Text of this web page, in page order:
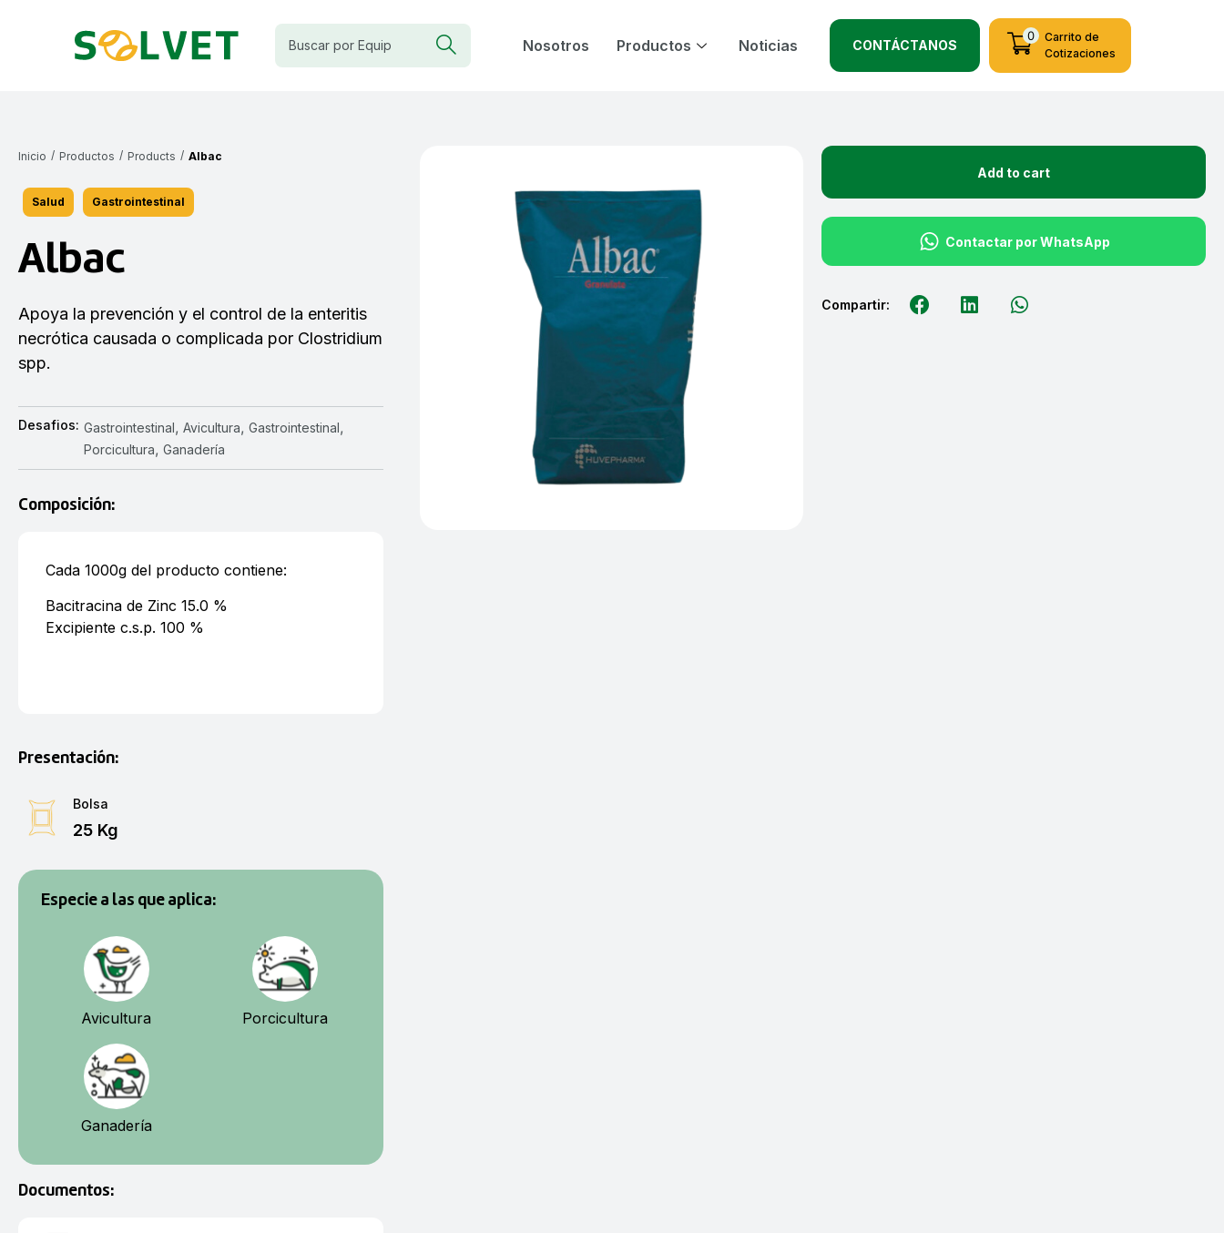
Nosotros Productos Noticias CONTÁCTANOS
0
Inicio / Productos / Products / Albac
Salud Gastrointestinal
Albac
Apoya la prevención y el control de la enteritis
necrótica causada o complicada por Clostridium
spp.
Desafios: Gastrointestinal, Avicultura, Gastrointestinal,
Porcicultura, Ganadería
Composición:
Cada 1000g del producto contiene:
Bacitracina de Zinc 15.0 %
Excipiente c.s.p. 100 %
Presentación:
Bolsa
25 Kg
Especie a las que aplica:
Avicultura Porcicultura
Ganadería
Documentos:
Add to cart
Contactar por WhatsApp
Compartir: